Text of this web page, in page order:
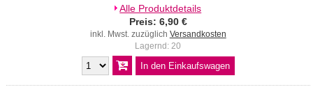
Alle Produktdetails
Preis: 6,90 €
inkl. Mwst. zuzüglich Versandkosten
Lagernd: 20